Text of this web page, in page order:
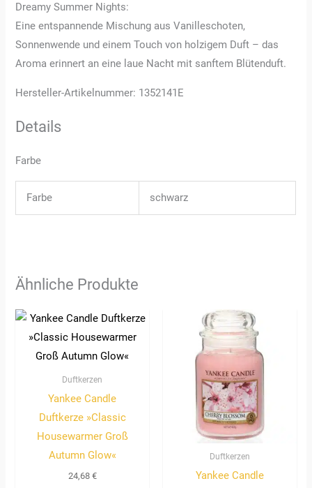
Dreamy Summer Nights:
Eine entspannende Mischung aus Vanilleschoten,
Sonnenwende und einem Touch von holzigem Duft – das
Aroma erinnert an eine laue Nacht mit sanftem Blütenduft.
Hersteller-Artikelnummer: 1352141E
Details
Farbe
Farbe schwarz
Ähnliche Produkte
Duftkerzen
Yankee Candle
Duftkerze »Classic
Housewarmer Groß
Autumn Glow«
24,68 €
Duftkerzen
Yankee Candle